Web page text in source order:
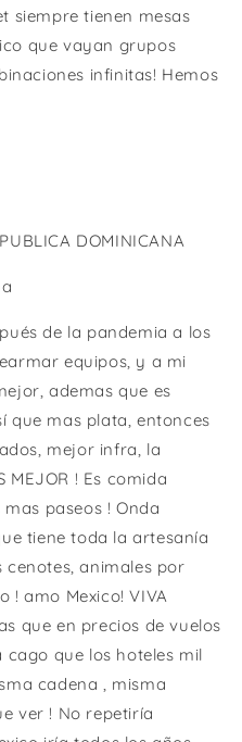
siempre tienen mesas
que vayan grupos
infinitas! Hemos
DOMINICANA
de la pandemia a los
equipos, y a mi
ademas que es
que mas plata, entonces
mejor infra, la
MEJOR ! Es comida
paseos ! Onda
tiene toda la artesanía
cenotes, animales por
! amo Mexico! VIVA
que en precios de vuelos
que los hoteles mil
cadena , misma
ver ! No repetiría